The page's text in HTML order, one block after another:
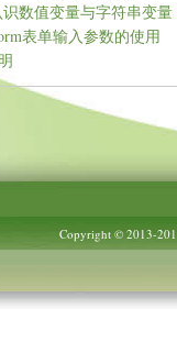
数值变量与字符串变量
表单输入参数的使用
Copyright © 2013-